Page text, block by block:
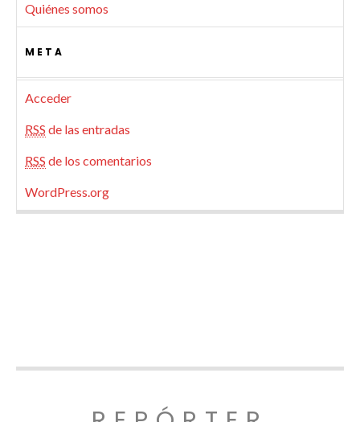
Quiénes somos
META
Acceder
RSS de las entradas
RSS de los comentarios
WordPress.org